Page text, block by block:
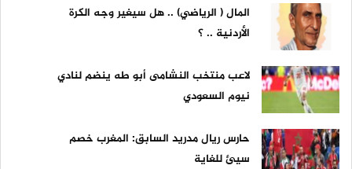
المال ( الرياضي) .. هل سيغير وجه الكرة
الأردنية .. ؟
لاعب منتخب النشامى أبو طه ينضم لنادي
نيوم السعودي
حارس ريال مدريد السابق: المغرب خصم
سيئ للغاية